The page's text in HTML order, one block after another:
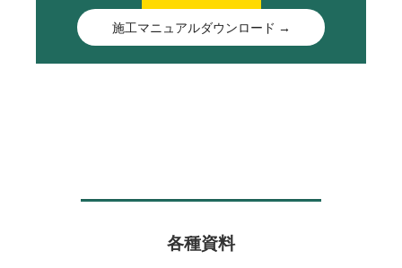
施工マニュアルダウンロード →
各種資料